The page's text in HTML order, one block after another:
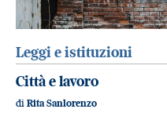
Leggi e istituzioni
Città e lavoro
di Rita Sanlorenzo